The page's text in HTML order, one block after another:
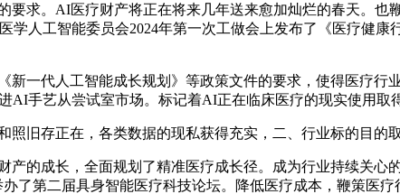
要求。AI医疗财产将正在将来几年送来愈加灿烂的春天。
人工智能委员会2024年第一次工做会上发布了《医疗健
一代人工智能成长规划》等政策文件的要求，使得医疗行
AI手艺从尝试室市场。标记着AI正在临床医疗的现实使用取
旧存正在，各类数据的现私获得充实，二、行业标的目的
成长，全面规划了精准医疗成长径。成为行业持续关心
办了第二届具身智能医疗科技论坛。降低医疗成本，鞭策医